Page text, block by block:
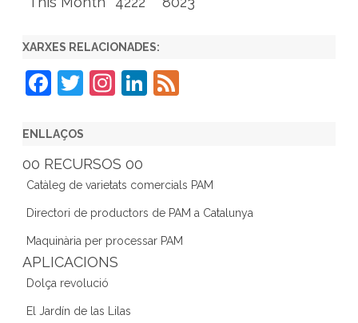
XARXES RELACIONADES:
F
c
e
b
o
o
k
T
er
In
gr
a
m
Li
dI
n
ENLLAÇOS
00 RECURSOS 00
Catàleg de varietats comercials PAM
Directori de productors de PAM a Catalunya
Maquinària per processar PAM
APLICACIONS
Dolça revolució
El Jardín de las Lilas